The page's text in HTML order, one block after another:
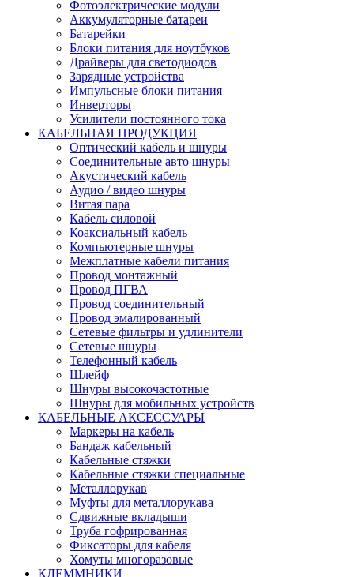
Фотоэлектрические модули
Аккумуляторные батареи
Батарейки
Блоки питания для ноутбуков
Драйверы для светодиодов
Зарядные устройства
Импульсные блоки питания
Инверторы
Усилители постоянного тока
КАБЕЛЬНАЯ ПРОДУКЦИЯ
Оптический кабель и шнуры
Соединительные авто шнуры
Акустический кабель
Аудио / видео шнуры
Витая пара
Кабель силовой
Коаксиальный кабель
Компьютерные шнуры
Межплатные кабели питания
Провод монтажный
Провод ПГВА
Провод соединительный
Провод эмалированный
Сетевые фильтры и удлинители
Сетевые шнуры
Телефонный кабель
Шлейф
Шнуры высокочастотные
Шнуры для мобильных устройств
КАБЕЛЬНЫЕ АКСЕССУАРЫ
Маркеры на кабель
Бандаж кабельный
Кабельные стяжки
Кабельные стяжки специальные
Металлорукав
Муфты для металлорукава
Сдвижные вкладыши
Труба гофрированная
Фиксаторы для кабеля
Хомуты многоразовые
КЛЕММНИКИ